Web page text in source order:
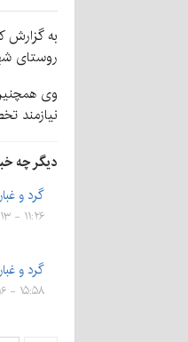
روستای
نیازمند
دیگر چه
گرد و
۱۱:۲۶ - ۱۳ تیر ۱۴۰۱
گرد و
۱۵:۵۸ - ۱۶ اسفند ۱۴۰۰